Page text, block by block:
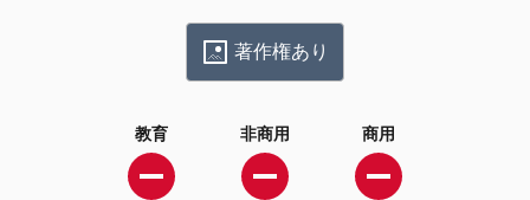
著作権あり
教育 非商用 商用